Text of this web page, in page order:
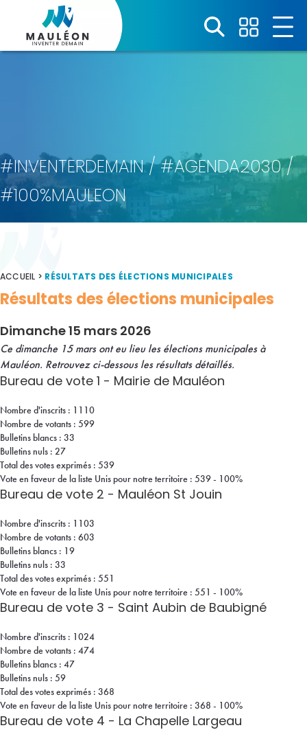
#INVENTERDEMAIN / #AGENDA2030 /
#100%MAULEON
ACCUEIL > RÉSULTATS DES ÉLECTIONS MUNICIPALES
Résultats des élections municipales
Dimanche 15 mars 2026
Ce dimanche 15 mars ont eu lieu les élections municipales à
Mauléon. Retrouvez ci-dessous les résultats détaillés.
Bureau de vote 1 - Mairie de Mauléon
Nombre d'inscrits : 1110
Nombre de votants : 599
Bulletins blancs : 33
Bulletins nuls : 27
Total des votes exprimés : 539
Vote en faveur de la liste Unis pour notre territoire : 539 - 100%
Bureau de vote 2 - Mauléon St Jouin
Nombre d'inscrits : 1103
Nombre de votants : 603
Bulletins blancs : 19
Bulletins nuls : 33
Total des votes exprimés : 551
Vote en faveur de la liste Unis pour notre territoire : 551 - 100%
Bureau de vote 3 - Saint Aubin de Baubigné
Nombre d'inscrits : 1024
Nombre de votants : 474
Bulletins blancs : 47
Bulletins nuls : 59
Total des votes exprimés : 368
Vote en faveur de la liste Unis pour notre territoire : 368 - 100%
Bureau de vote 4 - La Chapelle Largeau
Panneau de gestion des cookies